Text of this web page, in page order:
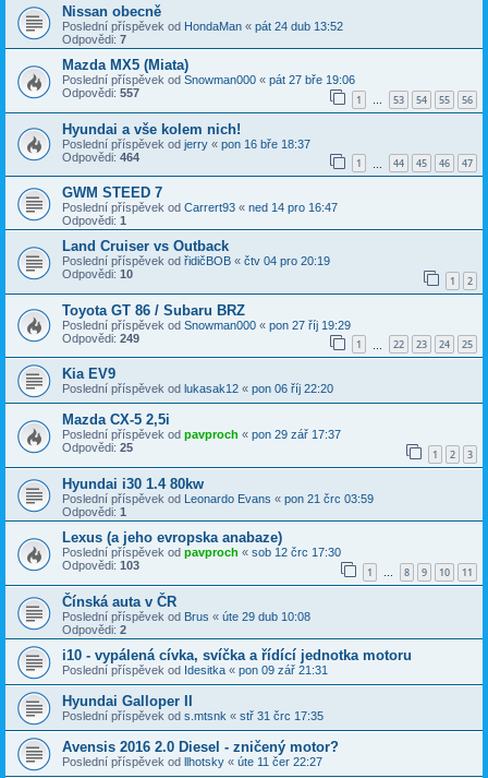
Nissan obecně
Poslední příspěvek od HondaMan « pát 24 dub 13:52
Odpovědi: 7
Mazda MX5 (Miata)
Poslední příspěvek od Snowman000 « pát 27 bře 19:06
Odpovědi: 557 1 … 53 54 55 56
Hyundai a vše kolem nich!
Poslední příspěvek od jerry « pon 16 bře 18:37
Odpovědi: 464 1 44 45 46 47
GWM STEED 7
Poslední příspěvek od Carrert93 « ned 14 pro 16:47
Odpovědi: 1
Land Cruiser vs Outback
Poslední příspěvek od řidičBOB « čtv 04 pro 20:19
Odpovědi: 10 1 2
Toyota GT 86 / Subaru BRZ
Poslední příspěvek od Snowman000 « pon 27 říj 19:29
Odpovědi: 249 1 22 23 24 25
Kia EV9
Poslední příspěvek od lukasak12 « pon 06 říj 22:20
Mazda CX-5 2,5i
Poslední příspěvek od pavproch « pon 29 zář 17:37
Odpovědi: 25 1 2 3
Hyundai i30 1.4 80kw
Poslední příspěvek od Leonardo Evans « pon 21 črc 03:59
Odpovědi: 1
Lexus (a jeho evropska anabaze)
Poslední příspěvek od pavproch « sob 12 črc 17:30
Odpovědi: 103 1 … 8 9 10 11
Čínská auta v ČR
Poslední příspěvek od Brus « úte 29 dub 10:08
Odpovědi: 2
i10 - vypálená cívka, svíčka a řídící jednotka motoru
Poslední příspěvek od Idesitka « pon 09 zář 21:31
Hyundai Galloper II
Poslední příspěvek od s.mtsnk « stř 31 črc 17:35
Avensis 2016 2.0 Diesel - zničený motor?
Poslední příspěvek od llhotsky « úte 11 čer 22:27